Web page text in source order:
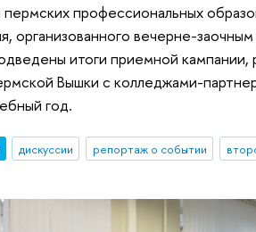
профессиональных
организованного вечерне-
итоги приемной
Вышки с колледжами-
год.
дискуссии репортаж о событии